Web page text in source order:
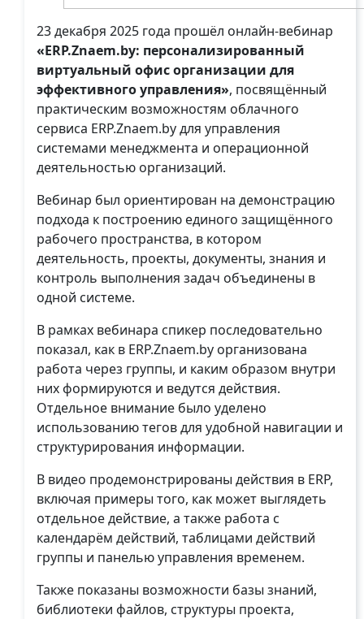
23 декабря 2025 года прошёл онлайн-вебинар
«ERP.Znaem.by: персонализированный
виртуальный офис организации для
эффективного управления», посвящённый
практическим возможностям облачного
сервиса ERP.Znaem.by для управления
системами менеджмента и операционной
деятельностью организаций.
Вебинар был ориентирован на демонстрацию
подхода к построению единого защищённого
рабочего пространства, в котором
деятельность, проекты, документы, знания и
контроль выполнения задач объединены в
одной системе.
В рамках вебинара спикер последовательно
показал, как в ERP.Znaem.by организована
работа через группы, и каким образом внутри
них формируются и ведутся действия.
Отдельное внимание было уделено
использованию тегов для удобной навигации и
структурирования информации.
В видео продемонстрированы действия в ERP,
включая примеры того, как может выглядеть
отдельное действие, а также работа с
календарём действий, таблицами действий
группы и панелью управления временем.
Также показаны возможности базы знаний,
библиотеки файлов, структуры проекта,